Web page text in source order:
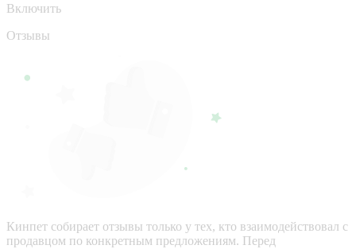
Включить
Отзывы
Кинпет собирает отзывы только у тех, кто взаимодействовал с
продавцом по конкретным предложениям. Перед